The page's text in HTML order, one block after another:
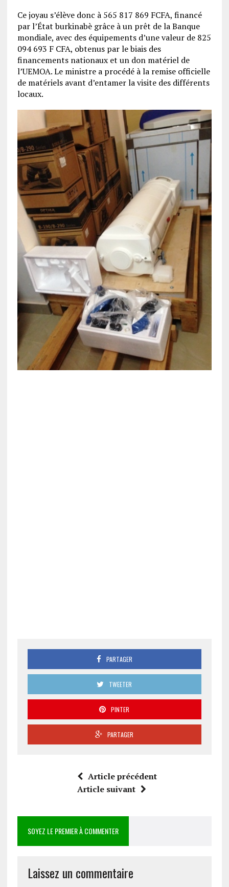
Ce joyau s’élève donc à 565 817 869 FCFA, financé
par l’État burkinabè grâce à un prêt de la Banque
mondiale, avec des équipements d’une valeur de 825
094 693 F CFA, obtenus par le biais des
financements nationaux et un don matériel de
l’UEMOA. Le ministre a procédé à la remise officielle
de matériels avant d’entamer la visite des différents
locaux.
PARTAGER
TWEETER
PINTER
PARTAGER
Article précédent
Article suivant
SOYEZ LE PREMIER À COMMENTER
Laissez un commentaire